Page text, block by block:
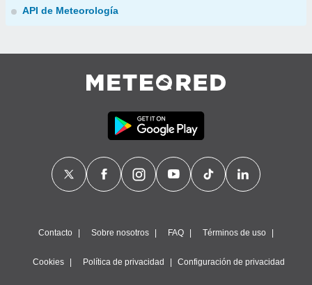
API de Meteorología
Contacto Sobre nosotros FAQ Términos de uso
Cookies Política de privacidad Configuración de privacidad